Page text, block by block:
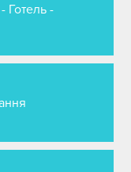
Готель -